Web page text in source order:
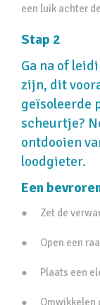
een luik achter
Stap 2
Ga na of
zijn, dit
geïsoleerde
scheurtje?
ontdooien
loodgieter.
Een
● Zet de
● Open een
● Plaats een
● Omwikkelen